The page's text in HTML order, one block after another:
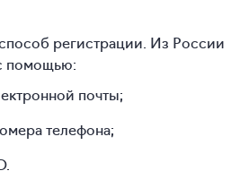
регистрации. Из России
помощью:
почты;
телефона;